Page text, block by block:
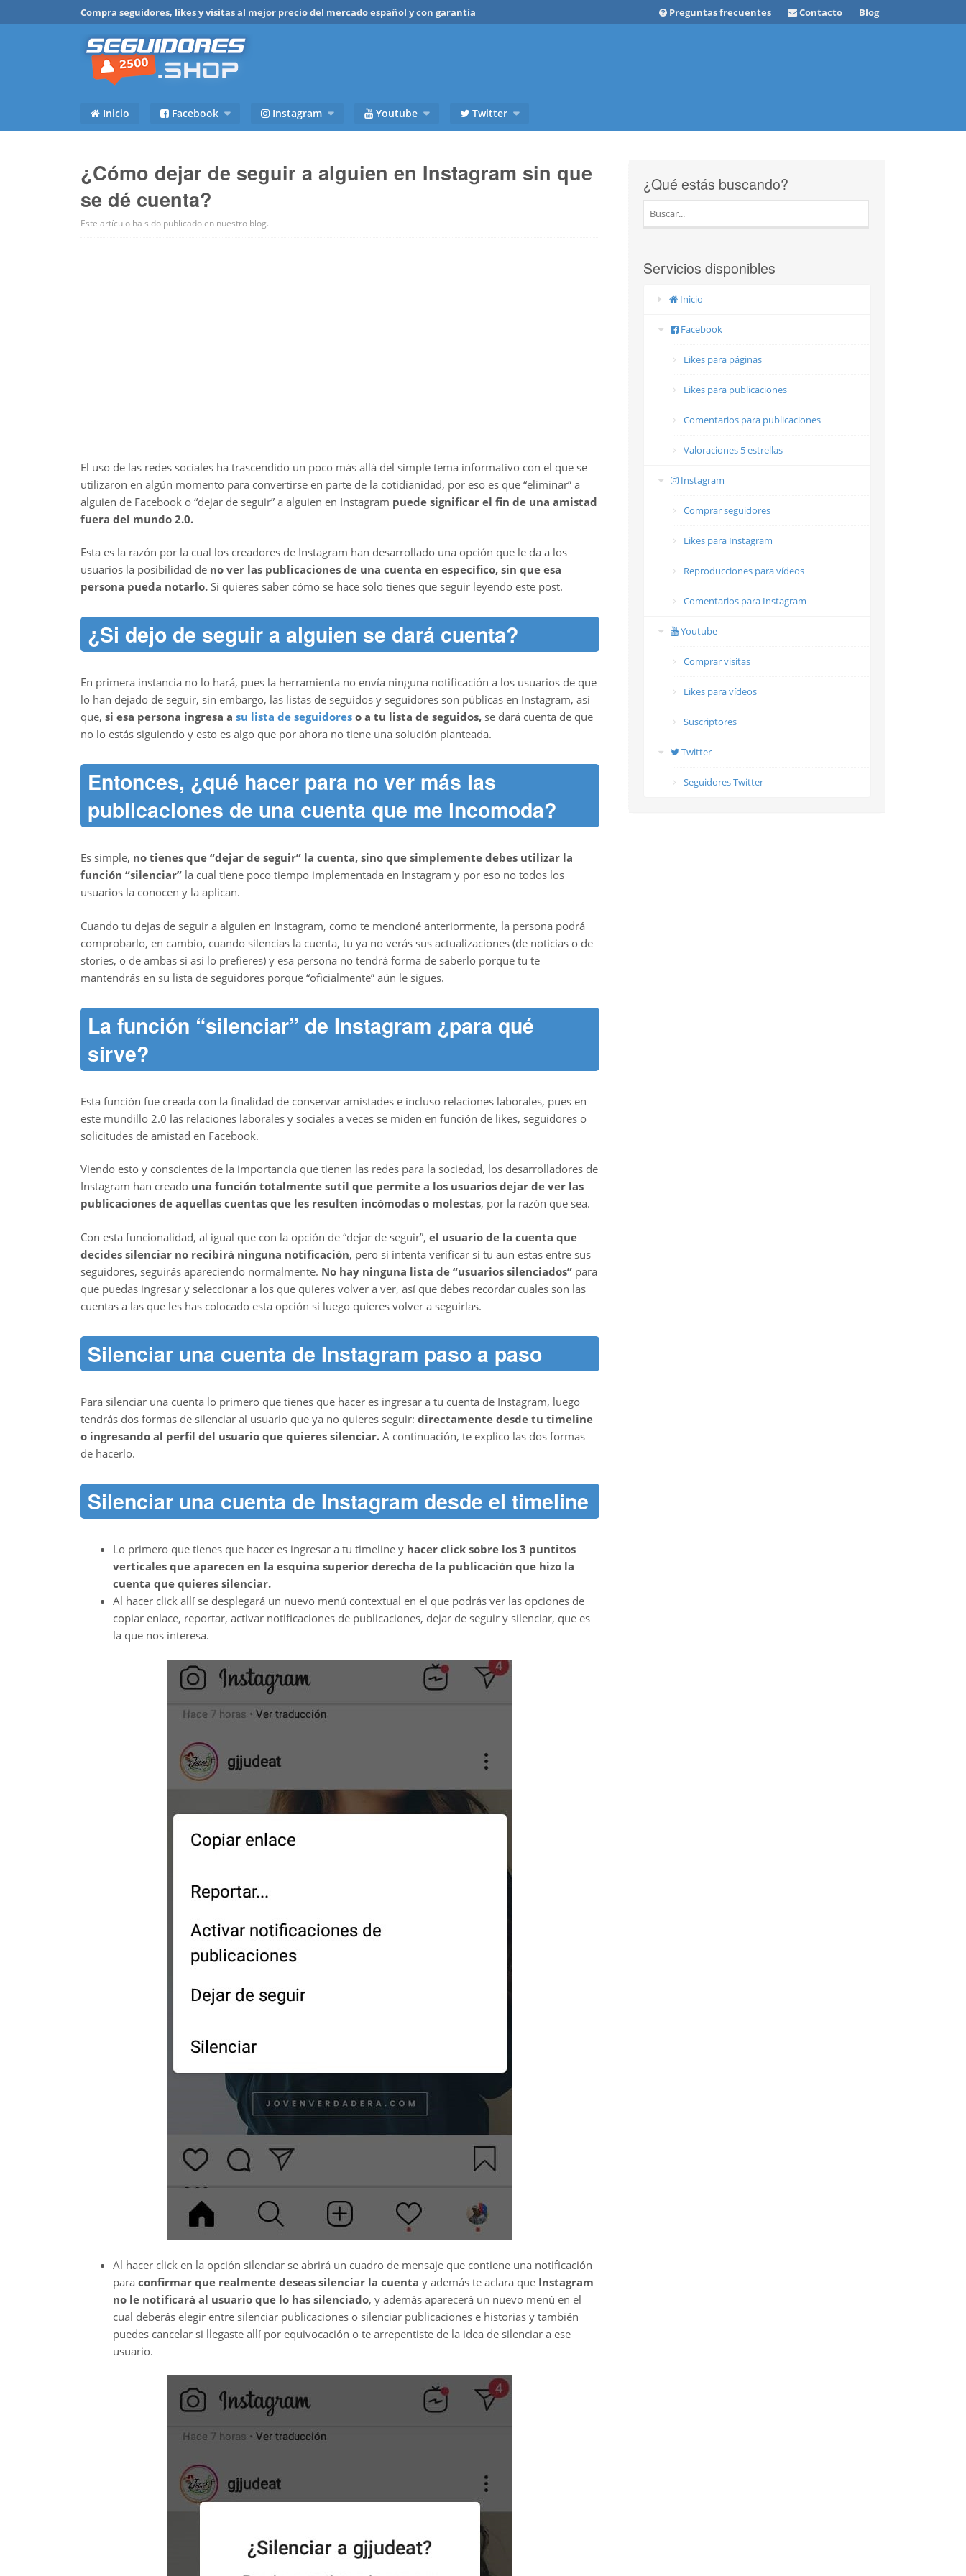
Compra seguidores, likes y visitas al mejor precio del mercado español y con garantía Preguntas frecuentes Contacto Blog
Inicio Facebook Instagram Youtube Twitter
¿Cómo dejar de seguir a alguien en Instagram sin que
se dé cuenta?
Este artículo ha sido publicado en nuestro blog.
El uso de las redes sociales ha trascendido un poco más allá del simple tema informativo con el que se
utilizaron en algún momento para convertirse en parte de la cotidianidad, por eso es que “eliminar” a
alguien de Facebook o “dejar de seguir” a alguien en Instagram puede significar el fin de una amistad
fuera del mundo 2.0.
Esta es la razón por la cual los creadores de Instagram han desarrollado una opción que le da a los
usuarios la posibilidad de no ver las publicaciones de una cuenta en específico, sin que esa
persona pueda notarlo. Si quieres saber cómo se hace solo tienes que seguir leyendo este post.
¿Si dejo de seguir a alguien se dará cuenta?
En primera instancia no lo hará, pues la herramienta no envía ninguna notificación a los usuarios de que
lo han dejado de seguir, sin embargo, las listas de seguidos y seguidores son públicas en Instagram, así
que, si esa persona ingresa a su lista de seguidores o a tu lista de seguidos, se dará cuenta de que
no lo estás siguiendo y esto es algo que por ahora no tiene una solución planteada.
Entonces, ¿qué hacer para no ver más las
publicaciones de una cuenta que me incomoda?
Es simple, no tienes que “dejar de seguir” la cuenta, sino que simplemente debes utilizar la
función “silenciar” la cual tiene poco tiempo implementada en Instagram y por eso no todos los
usuarios la conocen y la aplican.
Cuando tu dejas de seguir a alguien en Instagram, como te mencioné anteriormente, la persona podrá
comprobarlo, en cambio, cuando silencias la cuenta, tu ya no verás sus actualizaciones (de noticias o de
stories, o de ambas si así lo prefieres) y esa persona no tendrá forma de saberlo porque tu te
mantendrás en su lista de seguidores porque “oficialmente” aún le sigues.
La función “silenciar” de Instagram ¿para qué
sirve?
Esta función fue creada con la finalidad de conservar amistades e incluso relaciones laborales, pues en
este mundillo 2.0 las relaciones laborales y sociales a veces se miden en función de likes, seguidores o
solicitudes de amistad en Facebook.
Viendo esto y conscientes de la importancia que tienen las redes para la sociedad, los desarrolladores de
Instagram han creado una función totalmente sutil que permite a los usuarios dejar de ver las
publicaciones de aquellas cuentas que les resulten incómodas o molestas, por la razón que sea.
Con esta funcionalidad, al igual que con la opción de “dejar de seguir”, el usuario de la cuenta que
decides silenciar no recibirá ninguna notificación, pero si intenta verificar si tu aun estas entre sus
seguidores, seguirás apareciendo normalmente. No hay ninguna lista de “usuarios silenciados” para
que puedas ingresar y seleccionar a los que quieres volver a ver, así que debes recordar cuales son las
cuentas a las que les has colocado esta opción si luego quieres volver a seguirlas.
Silenciar una cuenta de Instagram paso a paso
Para silenciar una cuenta lo primero que tienes que hacer es ingresar a tu cuenta de Instagram, luego
tendrás dos formas de silenciar al usuario que ya no quieres seguir: directamente desde tu timeline
o ingresando al perfil del usuario que quieres silenciar. A continuación, te explico las dos formas
de hacerlo.
Silenciar una cuenta de Instagram desde el timeline
Lo primero que tienes que hacer es ingresar a tu timeline y hacer click sobre los 3 puntitos
verticales que aparecen en la esquina superior derecha de la publicación que hizo la
cuenta que quieres silenciar.
Al hacer click allí se desplegará un nuevo menú contextual en el que podrás ver las opciones de
copiar enlace, reportar, activar notificaciones de publicaciones, dejar de seguir y silenciar, que es
la que nos interesa.
Al hacer click en la opción silenciar se abrirá un cuadro de mensaje que contiene una notificación
para confirmar que realmente deseas silenciar la cuenta y además te aclara que Instagram
no le notificará al usuario que lo has silenciado, y además aparecerá un nuevo menú en el
cual deberás elegir entre silenciar publicaciones o silenciar publicaciones e historias y también
puedes cancelar si llegaste allí por equivocación o te arrepentiste de la idea de silenciar a ese
usuario.
¿Qué estás buscando?
Servicios disponibles
Inicio
Facebook
Likes para páginas
Likes para publicaciones
Comentarios para publicaciones
Valoraciones 5 estrellas
Instagram
Comprar seguidores
Likes para Instagram
Reproducciones para vídeos
Comentarios para Instagram
Youtube
Comprar visitas
Likes para vídeos
Suscriptores
Twitter
Seguidores Twitter